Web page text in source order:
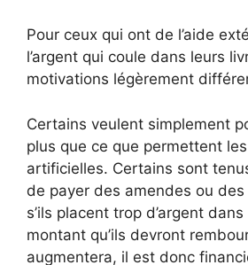
Pour ceux qui ont de l’aide
l’argent qui coule dans leurs
motivations légèrement
Certains veulent simplement
plus que ce que permettent
artificielles. Certains sont
de payer des amendes ou
s’ils placent trop d’argent
montant qu’ils devront
augmentera, il est donc